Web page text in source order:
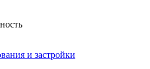
и застройки